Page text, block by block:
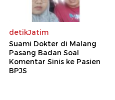
detikJatim
Suami Dokter di Malang
Pasang Badan Soal
Komentar Sinis ke Pasien
BPJS